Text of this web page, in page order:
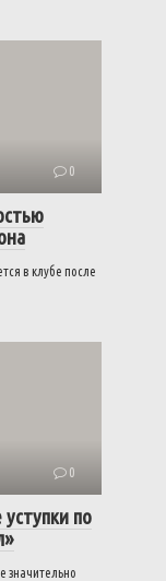
0
в клубе после
0
по